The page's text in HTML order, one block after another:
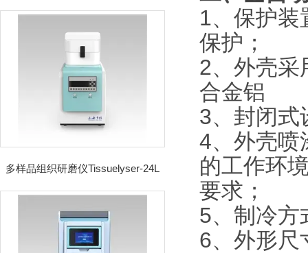
多样品组织研磨仪Tissuelyser-24L
1、保护装
保护；
2、外壳采
合金铝
3、封闭式
4、外壳喷
的工作环
要求；
5、制冷方
6、外形尺